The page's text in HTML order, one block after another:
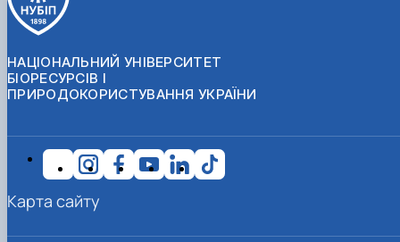
НАЦІОНАЛЬНИЙ УНІВЕРСИТЕТ
БІОРЕСУРСІВ І
ПРИРОДОКОРИСТУВАННЯ УКРАЇНИ
Карта сайту